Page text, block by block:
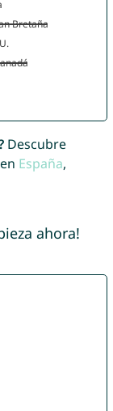
Descubre
España,
ahora!